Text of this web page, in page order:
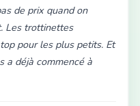
de prix quand on
Les trottinettes
pour les plus petits. Et
déjà commencé à